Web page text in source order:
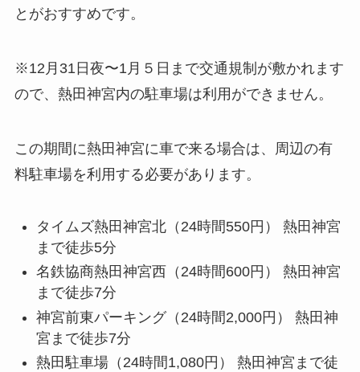
とがおすすめです。
※12月31日夜〜1月５日まで交通規制が敷かれます
ので、熱田神宮内の駐車場は利用ができません。
この期間に熱田神宮に車で来る場合は、周辺の有
料駐車場を利用する必要があります。
タイムズ熱田神宮北（24時間550円） 熱田神宮
まで徒歩5分
名鉄協商熱田神宮西（24時間600円） 熱田神宮
まで徒歩7分
神宮前東パーキング（24時間2,000円） 熱田神
宮まで徒歩7分
熱田駐車場（24時間1,080円） 熱田神宮まで徒